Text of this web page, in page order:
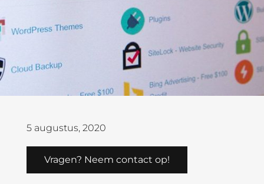
5 augustus, 2020
Vragen? Neem contact op!